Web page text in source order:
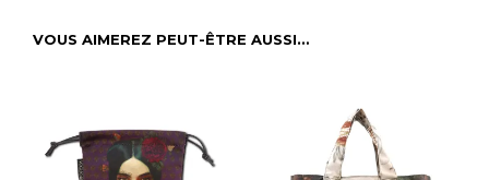
VOUS AIMEREZ PEUT-ÊTRE AUSSI…